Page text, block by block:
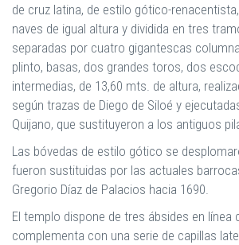
de cruz latina, de estilo gótico-
naves de igual altura y dividida en tres
separadas por cuatro gigantescas
plinto, basas, dos grandes toros, dos
intermedias, de 13,60 mts. de altura,
según trazas de Diego de Siloé y
Quijano, que sustituyeron a los antiguos
Las bóvedas de estilo gótico se
fueron sustituidas por las actuales
Gregorio Díaz de Palacios hacia 1690.
El templo dispone de tres ábsides en línea
complementa con una serie de capillas